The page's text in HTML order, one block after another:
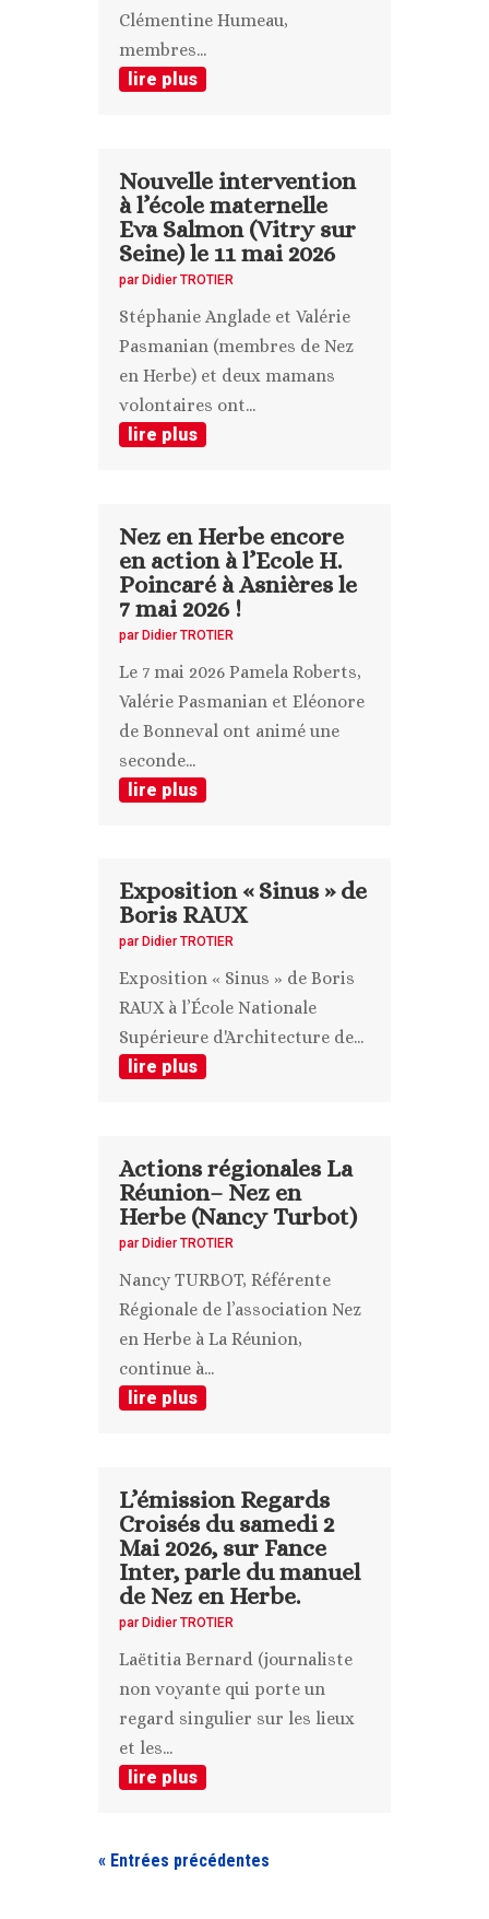
Clémentine Humeau,
membres...
lire plus
Nouvelle intervention
à l’école maternelle
Eva Salmon (Vitry sur
Seine) le 11 mai 2026
par Didier TROTIER
Stéphanie Anglade et Valérie
Pasmanian (membres de Nez
en Herbe) et deux mamans
volontaires ont...
lire plus
Nez en Herbe encore
en action à l’Ecole H.
Poincaré à Asnières le
7 mai 2026 !
par Didier TROTIER
Le 7 mai 2026 Pamela Roberts,
Valérie Pasmanian et Eléonore
de Bonneval ont animé une
seconde...
lire plus
Exposition « Sinus » de
Boris RAUX
par Didier TROTIER
Exposition « Sinus » de Boris
RAUX à l’École Nationale
Supérieure d'Architecture de...
lire plus
Actions régionales La
Réunion– Nez en
Herbe (Nancy Turbot)
par Didier TROTIER
Nancy TURBOT, Référente
Régionale de l’association Nez
en Herbe à La Réunion,
continue à...
lire plus
L’émission Regards
Croisés du samedi 2
Mai 2026, sur Fance
Inter, parle du manuel
de Nez en Herbe.
par Didier TROTIER
Laëtitia Bernard (journaliste
non voyante qui porte un
regard singulier sur les lieux
et les...
lire plus
« Entrées précédentes